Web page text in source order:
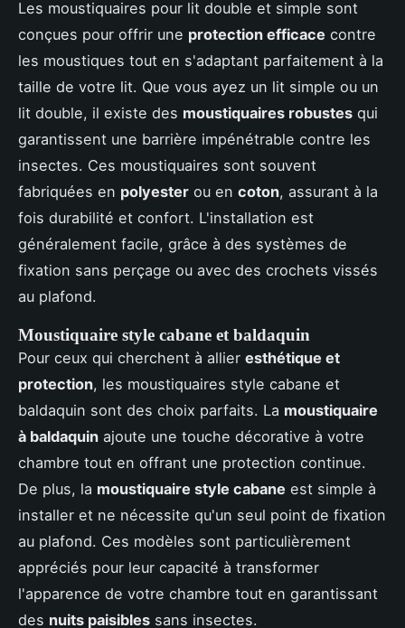
Les moustiquaires pour lit double et simple sont
conçues pour offrir une protection efficace contre
les moustiques tout en s'adaptant parfaitement à la
taille de votre lit. Que vous ayez un lit simple ou un
lit double, il existe des moustiquaires robustes qui
garantissent une barrière impénétrable contre les
insectes. Ces moustiquaires sont souvent
fabriquées en polyester ou en coton, assurant à la
fois durabilité et confort. L'installation est
généralement facile, grâce à des systèmes de
fixation sans perçage ou avec des crochets vissés
au plafond.
Moustiquaire style cabane et baldaquin
Pour ceux qui cherchent à allier esthétique et
protection, les moustiquaires style cabane et
baldaquin sont des choix parfaits. La moustiquaire
à baldaquin ajoute une touche décorative à votre
chambre tout en offrant une protection continue.
De plus, la moustiquaire style cabane est simple à
installer et ne nécessite qu'un seul point de fixation
au plafond. Ces modèles sont particulièrement
appréciés pour leur capacité à transformer
l'apparence de votre chambre tout en garantissant
des nuits paisibles sans insectes.